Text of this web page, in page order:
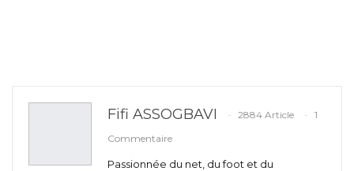
Fifi ASSOGBAVI 2884 Article
1
Commentaire
Passionnée du net, du foot et du